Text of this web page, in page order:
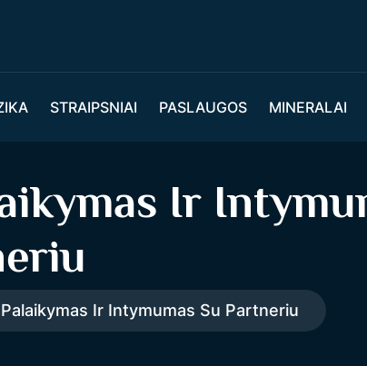
STRAIPSNIAI PASLAUGOS MINERALAI
Ir
Ir Intymumas Su Partneriu